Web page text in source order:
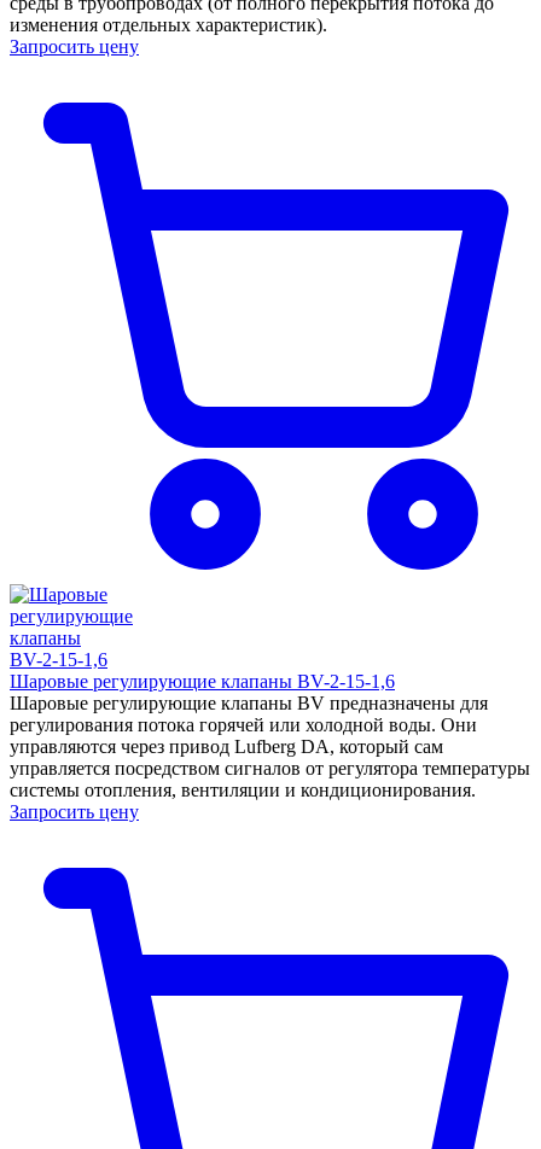
изменения отдельных характеристик).
Запросить цену
Шаровые регулирующие клапаны BV-2-15-1,6
Шаровые регулирующие клапаны BV предназначены для
регулирования потока горячей или холодной воды. Они
управляются через привод Lufberg DA, который сам
управляется посредством сигналов от регулятора температуры
системы отопления, вентиляции и кондиционирования.
Запросить цену